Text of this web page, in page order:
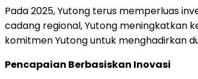
Pada 2025, Yutong terus memperluas
cadang regional, Yutong meningkatkan
komitmen Yutong untuk menghadirkan
Pencapaian Berbasiskan Inovasi